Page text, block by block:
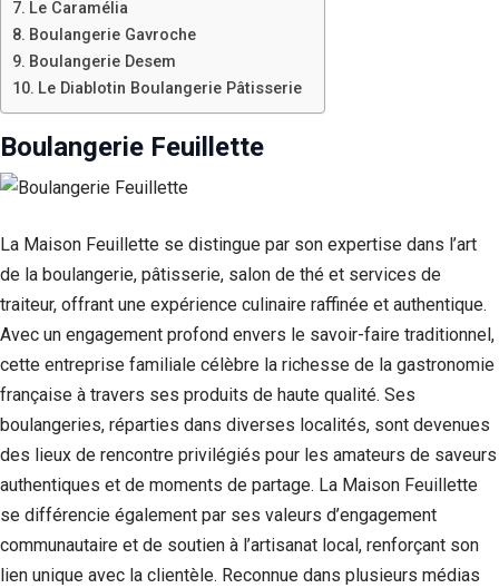
Le Caramélia
Boulangerie Gavroche
Boulangerie Desem
Le Diablotin Boulangerie Pâtisserie
Boulangerie Feuillette
La Maison Feuillette se distingue par son expertise dans l’art
de la boulangerie, pâtisserie, salon de thé et services de
traiteur, offrant une expérience culinaire raffinée et authentique.
Avec un engagement profond envers le savoir-faire traditionnel,
cette entreprise familiale célèbre la richesse de la gastronomie
française à travers ses produits de haute qualité. Ses
boulangeries, réparties dans diverses localités, sont devenues
des lieux de rencontre privilégiés pour les amateurs de saveurs
authentiques et de moments de partage. La Maison Feuillette
se différencie également par ses valeurs d’engagement
communautaire et de soutien à l’artisanat local, renforçant son
lien unique avec la clientèle. Reconnue dans plusieurs médias